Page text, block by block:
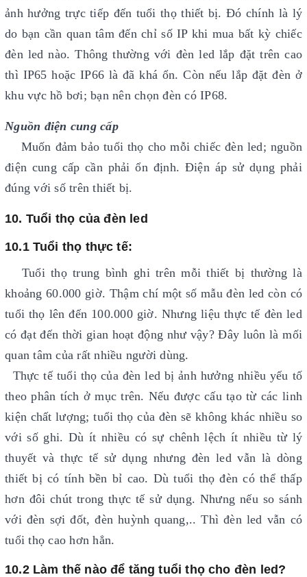
ảnh hưởng trực tiếp đến tuổi thọ thiết bị. Đó chính là lý
do bạn cần quan tâm đến chỉ số IP khi mua bất kỳ chiếc
đèn led nào. Thông thường với đèn led lắp đặt trên cao
thì IP65 hoặc IP66 là đã khá ổn. Còn nếu lắp đặt đèn ở
khu vực hồ bơi; bạn nên chọn đèn có IP68.
Nguồn điện cung cấp
Muốn đảm bảo tuổi thọ cho mỗi chiếc đèn led; nguồn
điện cung cấp cần phải ổn định. Điện áp sử dụng phải
đúng với số trên thiết bị.
10. Tuổi thọ của đèn led
10.1 Tuổi thọ thực tế:
Tuổi thọ trung bình ghi trên mỗi thiết bị thường là
khoảng 60.000 giờ. Thậm chí một số mẫu đèn led còn có
tuổi thọ lên đến 100.000 giờ. Nhưng liệu thực tế đèn led
có đạt đến thời gian hoạt động như vậy? Đây luôn là mối
quan tâm của rất nhiều người dùng.
Thực tế tuổi thọ của đèn led bị ảnh hưởng nhiều yếu tố
theo phân tích ở mục trên. Nếu được cấu tạo từ các linh
kiện chất lượng; tuổi thọ của đèn sẽ không khác nhiều so
với số ghi. Dù ít nhiều có sự chênh lệch ít nhiều từ lý
thuyết và thực tế sử dụng nhưng đèn led vẫn là dòng
thiết bị có tính bền bỉ cao. Dù tuổi thọ đèn có thể thấp
hơn đôi chút trong thực tế sử dụng. Nhưng nếu so sánh
với đèn sợi đốt, đèn huỳnh quang,.. Thì đèn led vẫn có
tuổi thọ cao hơn hẳn.
10.2 Làm thế nào để tăng tuổi thọ cho đèn led?